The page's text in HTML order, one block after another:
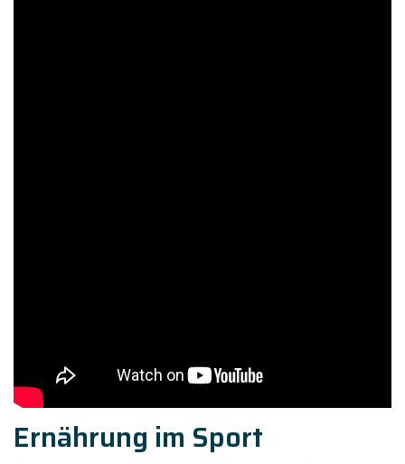
Ernährung im Sport